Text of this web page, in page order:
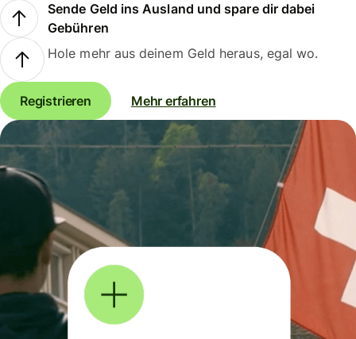
Sende Geld ins Ausland und spare dir dabei
Gebühren
Hole mehr aus deinem Geld heraus, egal wo.
Registrieren Mehr erfahren